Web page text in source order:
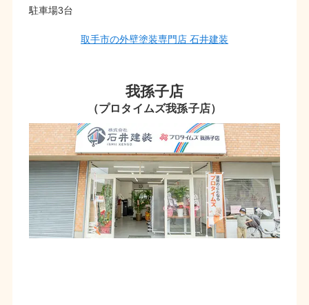
駐車場3台
取手市の外壁塗装専門店 石井建装
我孫子店
（プロタイムズ我孫子店）